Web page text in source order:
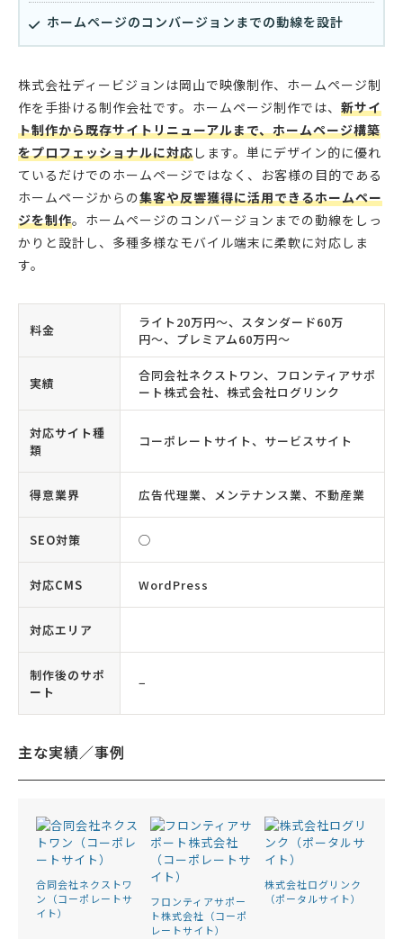
ホームページのコンバージョンまでの動線を設計
株式会社ディービジョンは岡山で映像制作、ホームページ制
作を手掛ける制作会社です。ホームページ制作では、 新サイ
ト制作から既存サイトリニューアルまで、ホームページ構築
をプロフェッショナルに対応します。単にデザイン的に優れ
ているだけでのホームページではなく、お客様の目的である
ホームページからの集客や反響獲得に活用できるホームペー
ジを制作。ホームページのコンバージョンまでの動線をしっ
かりと設計し、多種多様なモバイル端末に柔軟に対応しま
す。
料金
ライト20万円〜、スタンダード60万
円〜、プレミアム60万円〜
実績
合同会社ネクストワン、フロンティアサポ
ート株式会社、株式会社ログリンク
対応サイト種
類
コーポレートサイト、サービスサイト
得意業界 広告代理業、メンテナンス業、不動産業
SEO対策 ◯
対応CMS WordPress
対応エリア
制作後のサポ
ート
−
主な実績／事例
合同会社ネクストワ
ン（コーポレートサ
イト）
フロンティアサポー
ト株式会社（コーポ
レートサイト）
株式会社ログリンク
（ポータルサイト）